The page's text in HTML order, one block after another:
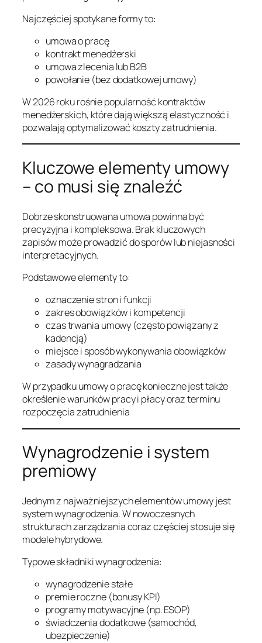
Najczęściej spotykane formy to:
umowa o pracę
kontrakt menedżerski
umowa zlecenia lub B2B
powołanie (bez dodatkowej umowy)
W 2026 roku rośnie popularność kontraktów
menedżerskich, które dają większą elastyczność i
pozwalają optymalizować koszty zatrudnienia.
Kluczowe elementy umowy
– co musi się znaleźć
Dobrze skonstruowana umowa powinna być
precyzyjna i kompleksowa. Brak kluczowych
zapisów może prowadzić do sporów lub niejasności
interpretacyjnych.
Podstawowe elementy to:
oznaczenie stron i funkcji
zakres obowiązków i kompetencji
czas trwania umowy (często powiązany z
kadencją)
miejsce i sposób wykonywania obowiązków
zasady wynagradzania
W przypadku umowy o pracę konieczne jest także
określenie warunków pracy i płacy oraz terminu
rozpoczęcia zatrudnienia
Wynagrodzenie i system
premiowy
Jednym z najważniejszych elementów umowy jest
system wynagrodzenia. W nowoczesnych
strukturach zarządzania coraz częściej stosuje się
modele hybrydowe.
Typowe składniki wynagrodzenia:
wynagrodzenie stałe
premie roczne (bonusy KPI)
programy motywacyjne (np. ESOP)
świadczenia dodatkowe (samochód,
ubezpieczenie)